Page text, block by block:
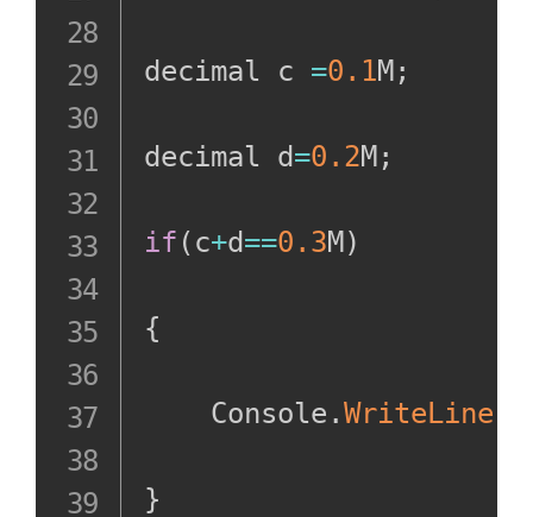
decimal
double的
按位置顺序
decimal c =0.1M ;
decimal d=0.2M ;
if ( c+d==0.3M )
{
    Console
.WriteLine
}